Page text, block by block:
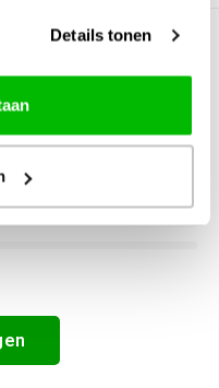
Details tonen